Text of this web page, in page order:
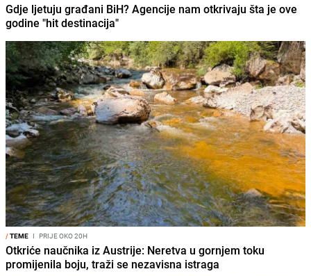
Gdje ljetuju građani BiH? Agencije nam otkrivaju šta je ove
godine "hit destinacija"
/TEME I PRIJE OKO 20H
Otkriće naučnika iz Austrije: Neretva u gornjem toku
promijenila boju, traži se nezavisna istraga